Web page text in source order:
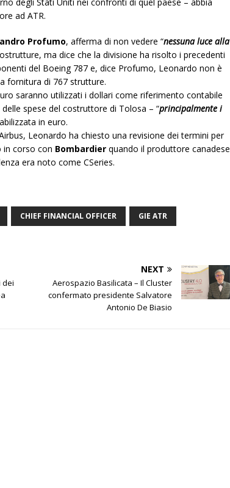
degli Stati Uniti nei confronti di quel paese – abbia
ad ATR.
Profumo, afferma di non vedere “nessuna luce alla
ma dice che la divisione ha risolto i precedenti
del Boeing 787 e, dice Profumo, Leonardo non è
fornitura di 767 strutture.
saranno utilizzati i dollari come riferimento contabile
spese del costruttore di Tolosa – “principalmente i
in euro.
Leonardo ha chiesto una revisione dei termini per
in corso con Bombardier quando il produttore canadese
era noto come CSeries.
CHIEF FINANCIAL OFFICER GIE ATR
dei
NEXT
Aerospazio Basilicata – Il Cluster
confermato presidente Salvatore
Antonio De Biasio